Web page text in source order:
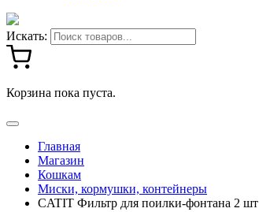
Искать:
Корзина пока пуста.
Главная
Магазин
Кошкам
Миски, кормушки, контейнеры
CATIT Фильтр для поилки-фонтана 2 шт